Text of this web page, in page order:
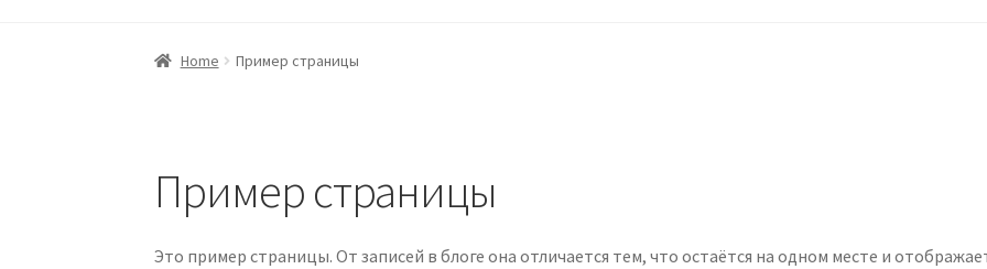
Главная Корзина
Home Пример страницы
Пример страницы
Это пример страницы. От записей в блоге она отличается тем, что остаётся на одном месте и